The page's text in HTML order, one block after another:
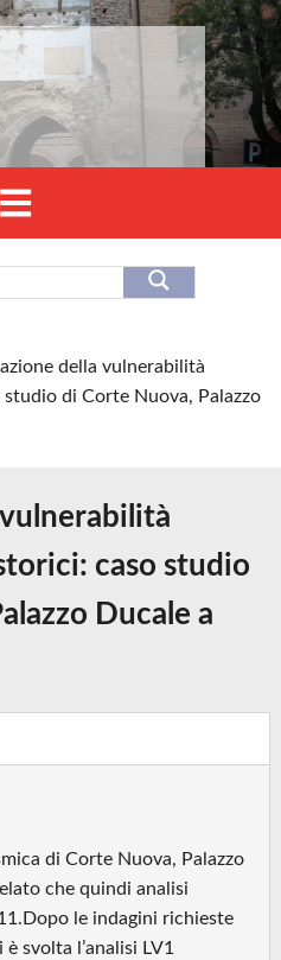
della vulnerabilità
di Corte Nuova, Palazzo
caso studio
Ducale a
di Corte Nuova, Palazzo
che quindi analisi
le indagini richieste
svolta l’analisi LV1